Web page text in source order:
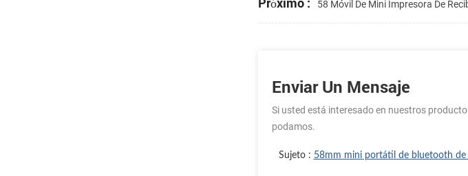
58 Móvil De Mini Impresora De
Enviar Un Mensaje
Si usted está interesado en nuestros
podamos.
Sujeto : 58mm mini portátil de bluetooth de